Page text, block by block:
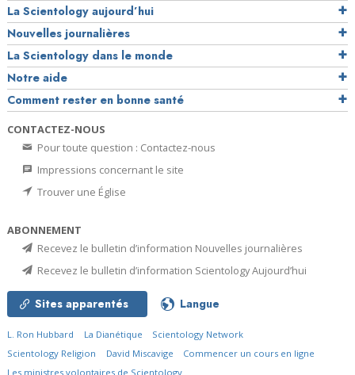
La Scientology aujourd’hui
Nouvelles journalières
La Scientology dans le monde
Notre aide
Comment rester en bonne santé
CONTACTEZ-NOUS
Pour toute question : Contactez-nous
Impressions concernant le site
Trouver une Église
ABONNEMENT
Recevez le bulletin d’information Nouvelles journalières
Recevez le bulletin d’information Scientology Aujourd’hui
Sites apparentés Langue
L. Ron Hubbard La Dianétique
Scientology Network
Scientology Religion
David Miscavige
Commencer un cours en ligne
Les ministres volontaires de Scientology